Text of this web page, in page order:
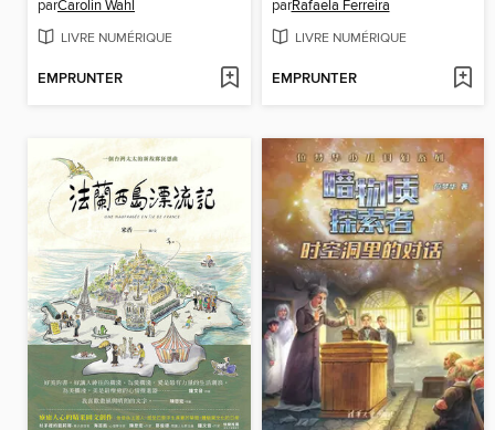
parCarolin Wahl
LIVRE NUMÉRIQUE
EMPRUNTER
parRafaela Ferreira
LIVRE NUMÉRIQUE
EMPRUNTER